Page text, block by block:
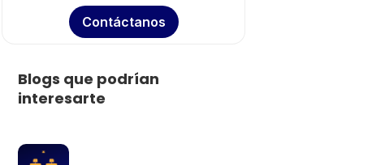
Contáctanos
Blogs que podrían
interesarte